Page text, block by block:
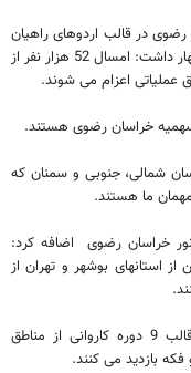
نفر از خراسان رضوی در قالب اردوهای راهیان
نور به مناطق عملیاتی جنوب کشور اعزام شده اند اظهار داشت: امسال 52 هزار نفر از
عملیاتی اعزام می شوند.
استانهای خراسان شمالی، جنوبی و سمنان که
مهمان ما هستند.
نور خراسان رضوی اضافه کرد:
استانهای بوشهر و تهران از
وی خاطرنشان کرد: کلیه زائران سرزمین نور در قالب 9 دوره کاروانی از مناطق
بازدید می کنند.